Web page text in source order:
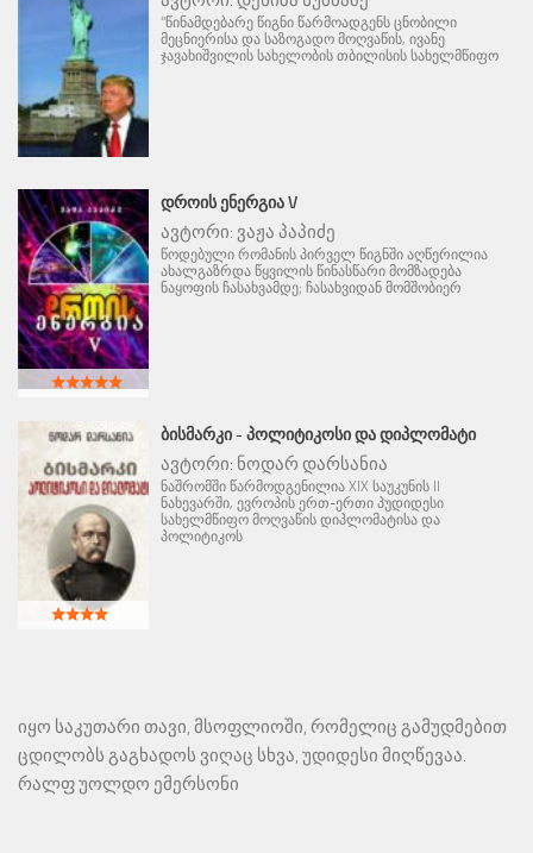
"წინამდებარე წიგნი წარმოადგენს ცნობილი
მეცნიერისა და საზოგადო მოღვაწის, ივანე
ჯავახიშვილის სახელობის თბილისის სახელმწიფო
ᲓᲠᲝᲘᲡ ᲔᲜᲔᲠᲒᲘᲐ V
ავტორი: ვაჟა პაპიძე
წოდებული რომანის პირველ წიგნში აღწერილია
ახალგაზრდა წყვილის წინასწარი მომზადება
ნაყოფის ჩასახვამდე; ჩასახვიდან მომშობიერ
ᲑᲘᲡᲛᲐᲠᲙᲘ - ᲞᲝᲚᲘᲢᲘᲙᲝᲡᲘ ᲓᲐ ᲓᲘᲞᲚᲝᲛᲐᲢᲘ
ავტორი: ნოდარ დარსანია
ნაშრომში წარმოდგენილია XIX საუკუნის II
ნახევარში, ევროპის ერთ-ერთი პუდიდესი
სახელმწიფო მოღვაწის დიპლომატისა და
პოლიტიკოს
იყო საკუთარი თავი, მსოფლიოში, რომელიც გამუდმებით
ცდილობს გაგხადოს ვიღაც სხვა, უდიდესი მიღწევაა.
რალფ უოლდო ემერსონი